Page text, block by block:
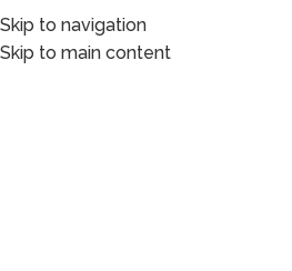
Skip to navigation
Skip to main content